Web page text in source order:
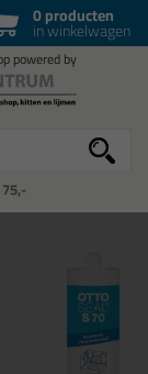
0 producten
in winkelwagen
75,-